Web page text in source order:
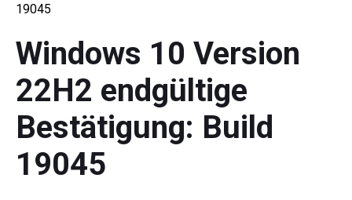
19045
Windows 10 Version
22H2 endgültige
Bestätigung: Build
19045